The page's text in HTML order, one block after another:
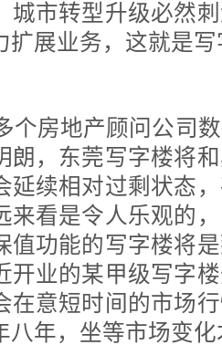
城市转型升级必然
扩展业务，这就是
房地产顾问公司数
朗，东莞写字楼将
延续相对过剩状态
来看是令人乐观的
值功能的写字楼将
开业的某甲级写字
在意短时间的市场
八年，坐等市场变